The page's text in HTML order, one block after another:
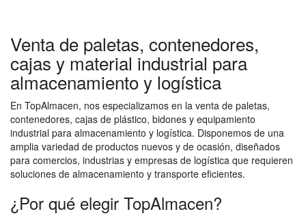
Venta de paletas, contenedores,
cajas y material industrial para
almacenamiento y logística
En TopAlmacen, nos especializamos en la venta de paletas,
contenedores, cajas de plástico, bidones y equipamiento
industrial para almacenamiento y logística. Disponemos de una
amplia variedad de productos nuevos y de ocasión, diseñados
para comercios, industrias y empresas de logística que requieren
soluciones de almacenamiento y transporte eficientes.
¿Por qué elegir TopAlmacen?